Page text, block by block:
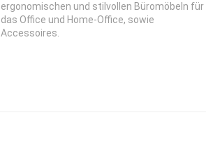
ergonomischen und stilvollen Büromöbeln für
das Office und Home-Office, sowie
Accessoires.